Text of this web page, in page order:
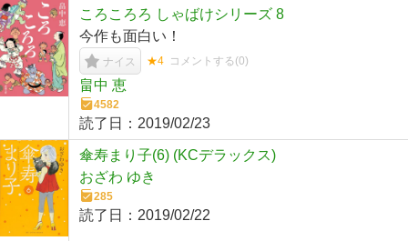
ころころろ しゃばけシリーズ 8
今作も面白い！
ナイス ★4 コメントする(0)
畠中 恵
4582
読了日： 2019/02/23
傘寿まり子(6) (KCデラックス)
おざわ ゆき
285
読了日： 2019/02/22